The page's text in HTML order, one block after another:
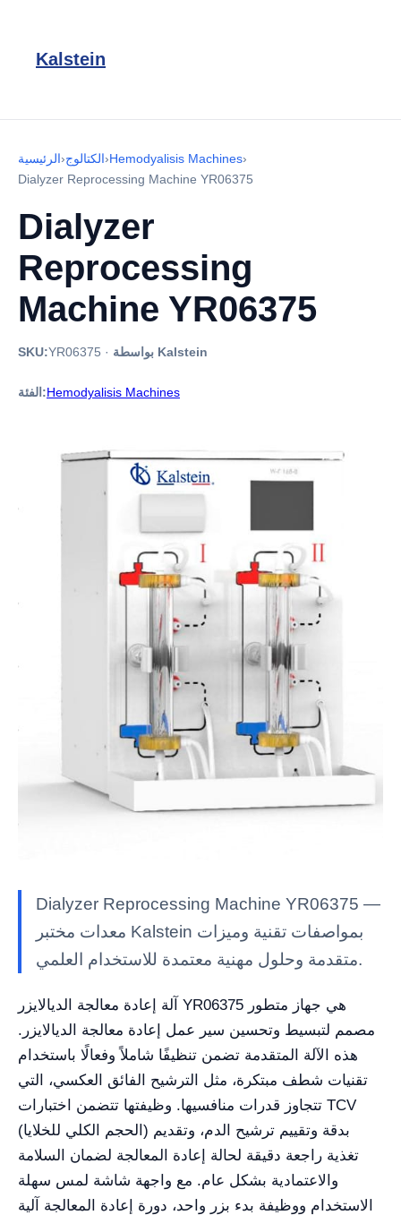
Kalstein
الرئيسية›الكتالوج›Hemodyalisis Machines›
Dialyzer Reprocessing Machine YR06375
Dialyzer
Reprocessing
Machine YR06375
SKU:YR06375 · بواسطة Kalstein
الفئة:Hemodyalisis Machines
Dialyzer Reprocessing Machine YR06375 —
معدات مختبر Kalstein بمواصفات تقنية وميزات
متقدمة وحلول مهنية معتمدة للاستخدام العلمي.
آلة إعادة معالجة الديالايزر YR06375 هي جهاز متطور
مصمم لتبسيط وتحسين سير عمل إعادة معالجة الديالايزر.
هذه الآلة المتقدمة تضمن تنظيفًا شاملاً وفعالًا باستخدام
تقنيات شطف مبتكرة، مثل الترشيح الفائق العكسي، التي
تتجاوز قدرات منافسيها. وظيفتها تتضمن اختبارات TCV
(الحجم الكلي للخلايا) بدقة وتقييم ترشيح الدم، وتقديم
تغذية راجعة دقيقة لحالة إعادة المعالجة لضمان السلامة
والاعتمادية بشكل عام. مع واجهة شاشة لمس سهلة
الاستخدام ووظيفة بدء بزر واحد، دورة إعادة المعالجة آلية